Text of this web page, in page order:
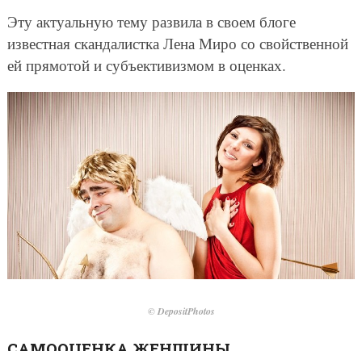
Эту актуальную тему развила в своем блоге
известная скандалистка Лена Миро со свойственной
ей прямотой и субъективизмом в оценках.
© DepositPhotos